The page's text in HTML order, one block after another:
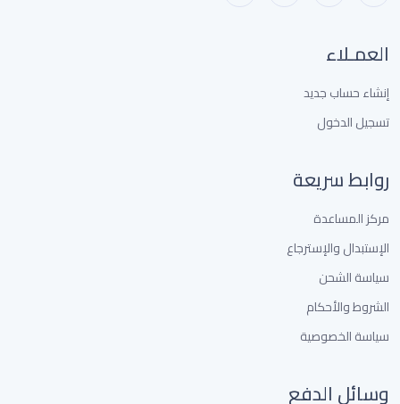
العمـلاء
إنشاء حساب جديد
تسجيل الدخول
روابط سريعة
مركز المساعدة
الإستبدال والإسترجاع
سياسة الشحن
الشروط والأحكام
سياسة الخصوصية
وسائل الدفع